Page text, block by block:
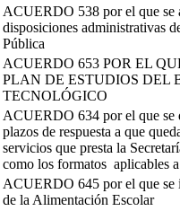
ACUERDO 538 por el que se
disposiciones administrativas
Pública
ACUERDO 653 POR EL
PLAN DE ESTUDIOS DEL
TECNOLÓGICO
ACUERDO 634 por el que se
plazos de respuesta a que
servicios que presta la
como los formatos aplicables
ACUERDO 645 por el que se
de la Alimentación Escolar